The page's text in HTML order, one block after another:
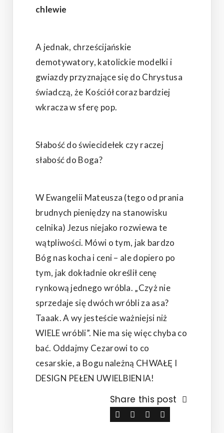
chlewie
A jednak, chrześcijańskie
demotywatory, katolickie modelki i
gwiazdy przyznające się do Chrystusa
świadczą, że Kościół coraz bardziej
wkracza w sferę pop.
Słabość do świecidełek czy raczej
słabość do Boga?
W Ewangelii Mateusza (tego od prania
brudnych pieniędzy na stanowisku
celnika) Jezus niejako rozwiewa te
wątpliwości. Mówi o tym, jak bardzo
Bóg nas kocha i ceni – ale dopiero po
tym, jak dokładnie określił cenę
rynkową jednego wróbla. „Czyż nie
sprzedaje się dwóch wróbli za asa?
Taaak. A wy jesteście ważniejsi niż
WIELE wróbli”. Nie ma się więc chyba co
bać. Oddajmy Cezarowi to co
cesarskie, a Bogu należną CHWAŁĘ I
DESIGN PEŁEN UWIELBIENIA!
Share this post